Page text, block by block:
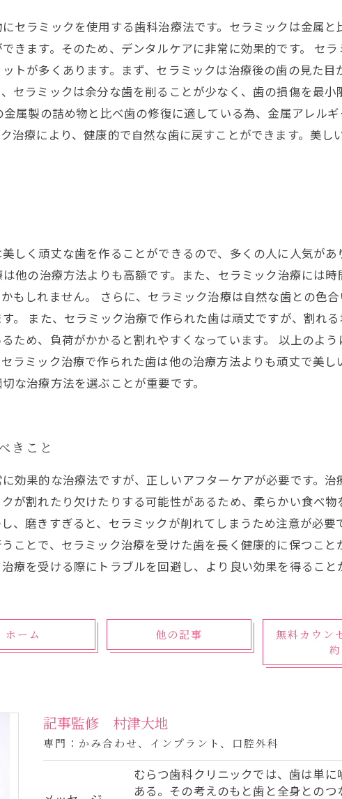
セラミックを使用する歯科治療法です。セラミックは金属と
きます。そのため、デンタルケアに非常に効果的です。 セ
トが多くあります。まず、セラミックは治療後の歯の見た
セラミックは余分な歯を削ることが少なく、歯の損傷を最
属製の詰め物と比べ歯の修復に適している為、金属アレル
治療により、健康的で自然な歯に戻すことができます。美
しく頑丈な歯を作ることができるので、多くの人に人気が
他の治療方法よりも高額です。また、セラミック治療には
もしれません。 さらに、セラミック治療は自然な歯との色
。 また、セラミック治療で作られた歯は頑丈ですが、割れ
ため、負荷がかかると割れやすくなっています。 以上のよ
ラミック治療で作られた歯は他の治療方法よりも頑丈で美
な治療方法を選ぶことが重要です。
きこと
効果的な治療法ですが、正しいアフターケアが必要です。
が割れたり欠けたりする可能性があるため、柔らかい食べ
、磨きすぎると、セラミックが削れてしまうため注意が必
ことで、セラミック治療を受けた歯を長く健康的に保つこ
療を受ける際にトラブルを回避し、より良い効果を得ること
ホーム 他の記事
無料カウン
約
記事監修 村津大地
専門：かみ合わせ、インプラント、口腔外科
むらつ歯科クリニックでは、歯は単
ある。その考えのもと歯と全身との